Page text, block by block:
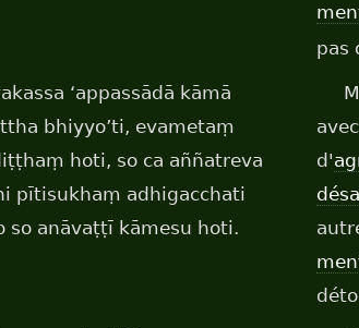
pas
‘appassādā kāmā
bhiyyo’ti, evametaṃ
hoti, so ca aññatreva
pītisukhaṃ adhigacchati
so anāvaṭṭī kāmesu hoti.
d'